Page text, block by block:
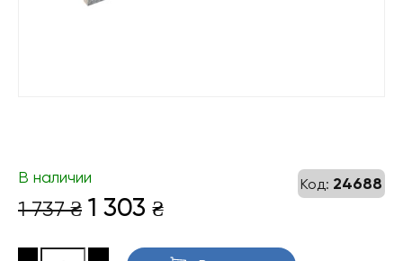
Код: 24688
В наличии
1 737₴ Первоначальная
1 303 ₴Текущая